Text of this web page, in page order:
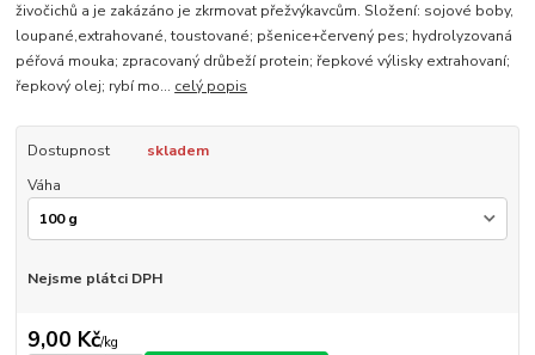
živočichů a je zakázáno je zkrmovat přežvýkavcům. Složení: sojové boby,
loupané,extrahované, toustované; pšenice+červený pes; hydrolyzovaná
péřová mouka; zpracovaný drůbeží protein; řepkové výlisky extrahovaní;
řepkový olej; rybí mo... celý popis
Dostupnost
skladem
Váha
Nejsme plátci DPH
9,00 Kč/kg